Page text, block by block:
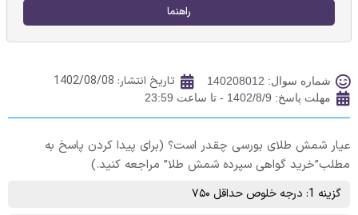
راهنما
شماره سوال: 140208012 تاریخ انتشار: 1402/08/08
مهلت پاسخ: 1402/8/9 - تا ساعت 23:59
عیار شمش طلای بورسی چقدر است؟ (برای پیدا کردن پاسخ به
مطلب”خرید گواهی سپرده شمش طلا” مراجعه کنید.)
گزینه 1: درجه خلوص حداقل ۷۵۰